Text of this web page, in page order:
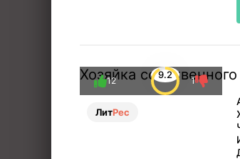
Хозяйка
ЛитРес
9.2
12 1